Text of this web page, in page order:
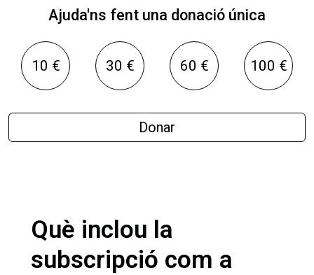
Ajuda'ns fent una donació única
10 € 30 € 60 € 100 €
Donar
Què inclou la
subscripció com a